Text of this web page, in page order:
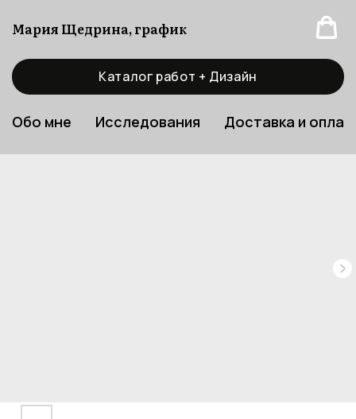
Мария Щедрина, график
Каталог работ + Дизайн
Обо мне Исследования Доставка и